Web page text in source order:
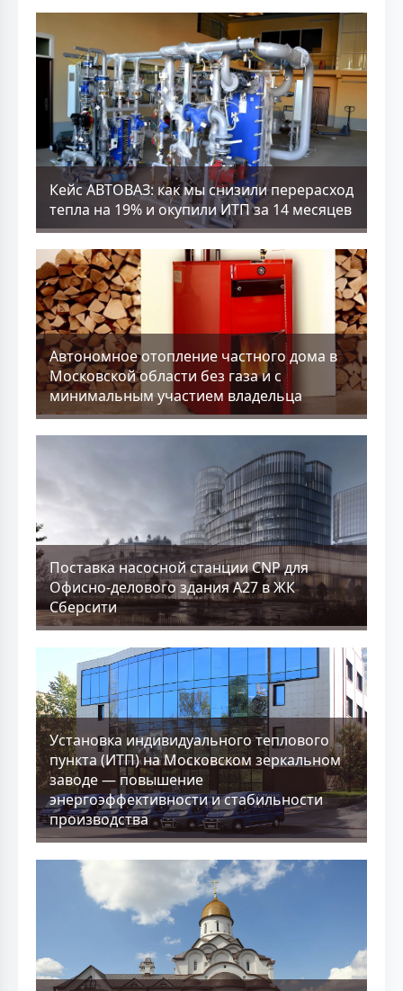
Кейс АВТОВАЗ: как мы снизили перерасход
тепла на 19% и окупили ИТП за 14 месяцев
Aвтономное отопление частного дома в
Московской области без газа и с
минимальным участием владельца
Поставка насосной станции CNP для
Офисно-делового здания А27 в ЖК
Сберсити
Установка индивидуального теплового
пункта (ИТП) на Московском зеркальном
заводе — повышение
энергоэффективности и стабильности
производства